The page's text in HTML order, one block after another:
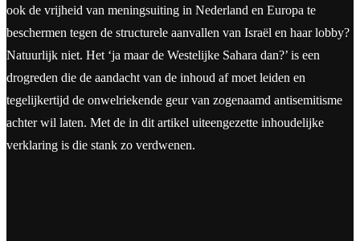
ook de vrijheid van meningsuiting in Nederland en Europa te
beschermen tegen de structurele aanvallen van Israël en haar lobby?
Natuurlijk niet. Het ‘ja maar de Westelijke Sahara dan?’ is een
drogreden die de aandacht van de inhoud af moet leiden en
tegelijkertijd de onwelriekende geur van zogenaamd antisemitisme
achter wil laten. Met de in dit artikel uiteengezette inhoudelijke
verklaring is die stank zo verdwenen.